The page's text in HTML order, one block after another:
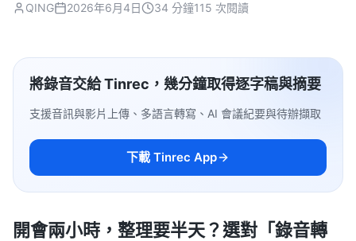
QING 2026年6月4日 34 分鐘115 次閱讀
將錄音交給 Tinrec，幾分鐘取得逐字稿與摘要
支援音訊與影片上傳、多語言轉寫、AI 會議紀要與待辦擷取
下載 Tinrec App
開會兩小時，整理要半天？選對「錄音轉